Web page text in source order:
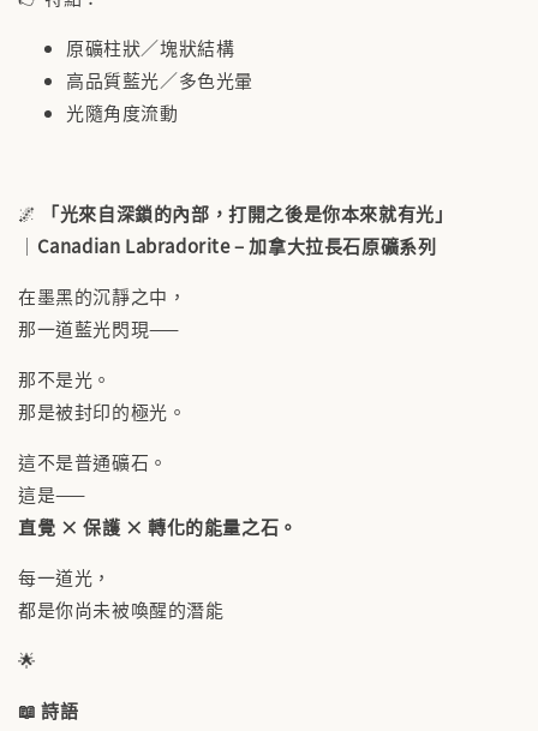
袋幫你翻盤💎能量UP💎
NT$ 388
NT$ 488
原礦柱狀／塊狀結構
高品質藍光／多色光暈
光隨角度流動
🌌
「光來自深鎖的內部，打開之後是你本來就有光」
｜ Canadian Labradorite – 加拿大拉長石原礦系列
在墨黑的沉靜之中，
那一道藍光閃現——
那不是光。
那是被封印的極光。
這不是普通礦石。
這是——
直覺 × 保護 × 轉化的能量之石。
每一道光，
都是你尚未被喚醒的潛能
🌟
📖 詩語